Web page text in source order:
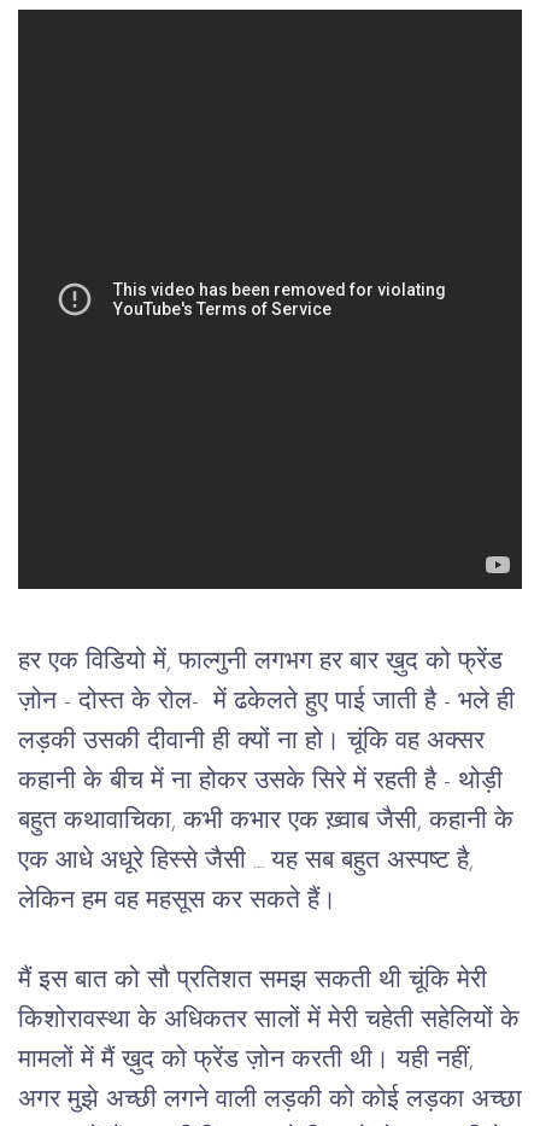
हर एक विडियो में, फाल्गुनी लगभग हर बार ख़ुद को फ्रेंड
ज़ोन - दोस्त के रोल- में ढकेलते हुए पाई जाती है - भले ही
लड़की उसकी दीवानी ही क्यों ना हो। चूंकि वह अक्सर
कहानी के बीच में ना होकर उसके सिरे में रहती है - थोड़ी
बहुत कथावाचिका, कभी कभार एक ख़्वाब जैसी, कहानी के
एक आधे अधूरे हिस्से जैसी ... यह सब बहुत अस्पष्ट है,
लेकिन हम वह महसूस कर सकते हैं।
मैं इस बात को सौ प्रतिशत समझ सकती थी चूंकि मेरी
किशोरावस्था के अधिकतर सालों में मेरी चहेती सहेलियों के
मामलों में मैं ख़ुद को फ्रेंड ज़ोन करती थी। यही नहीं,
अगर मुझे अच्छी लगने वाली लड़की को कोई लड़का अच्छा